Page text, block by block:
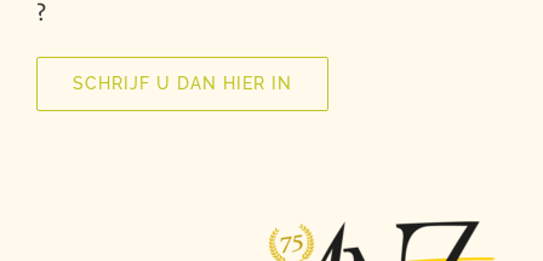
?
SCHRIJF U DAN HIER IN